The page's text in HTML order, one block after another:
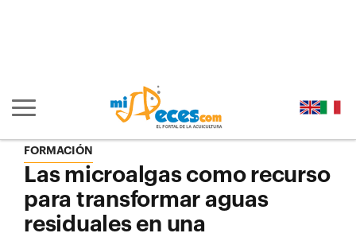
Mostrar/ocultar navegación principal
FORMACIÓN
Las microalgas como recurso
para transformar aguas
residuales en una